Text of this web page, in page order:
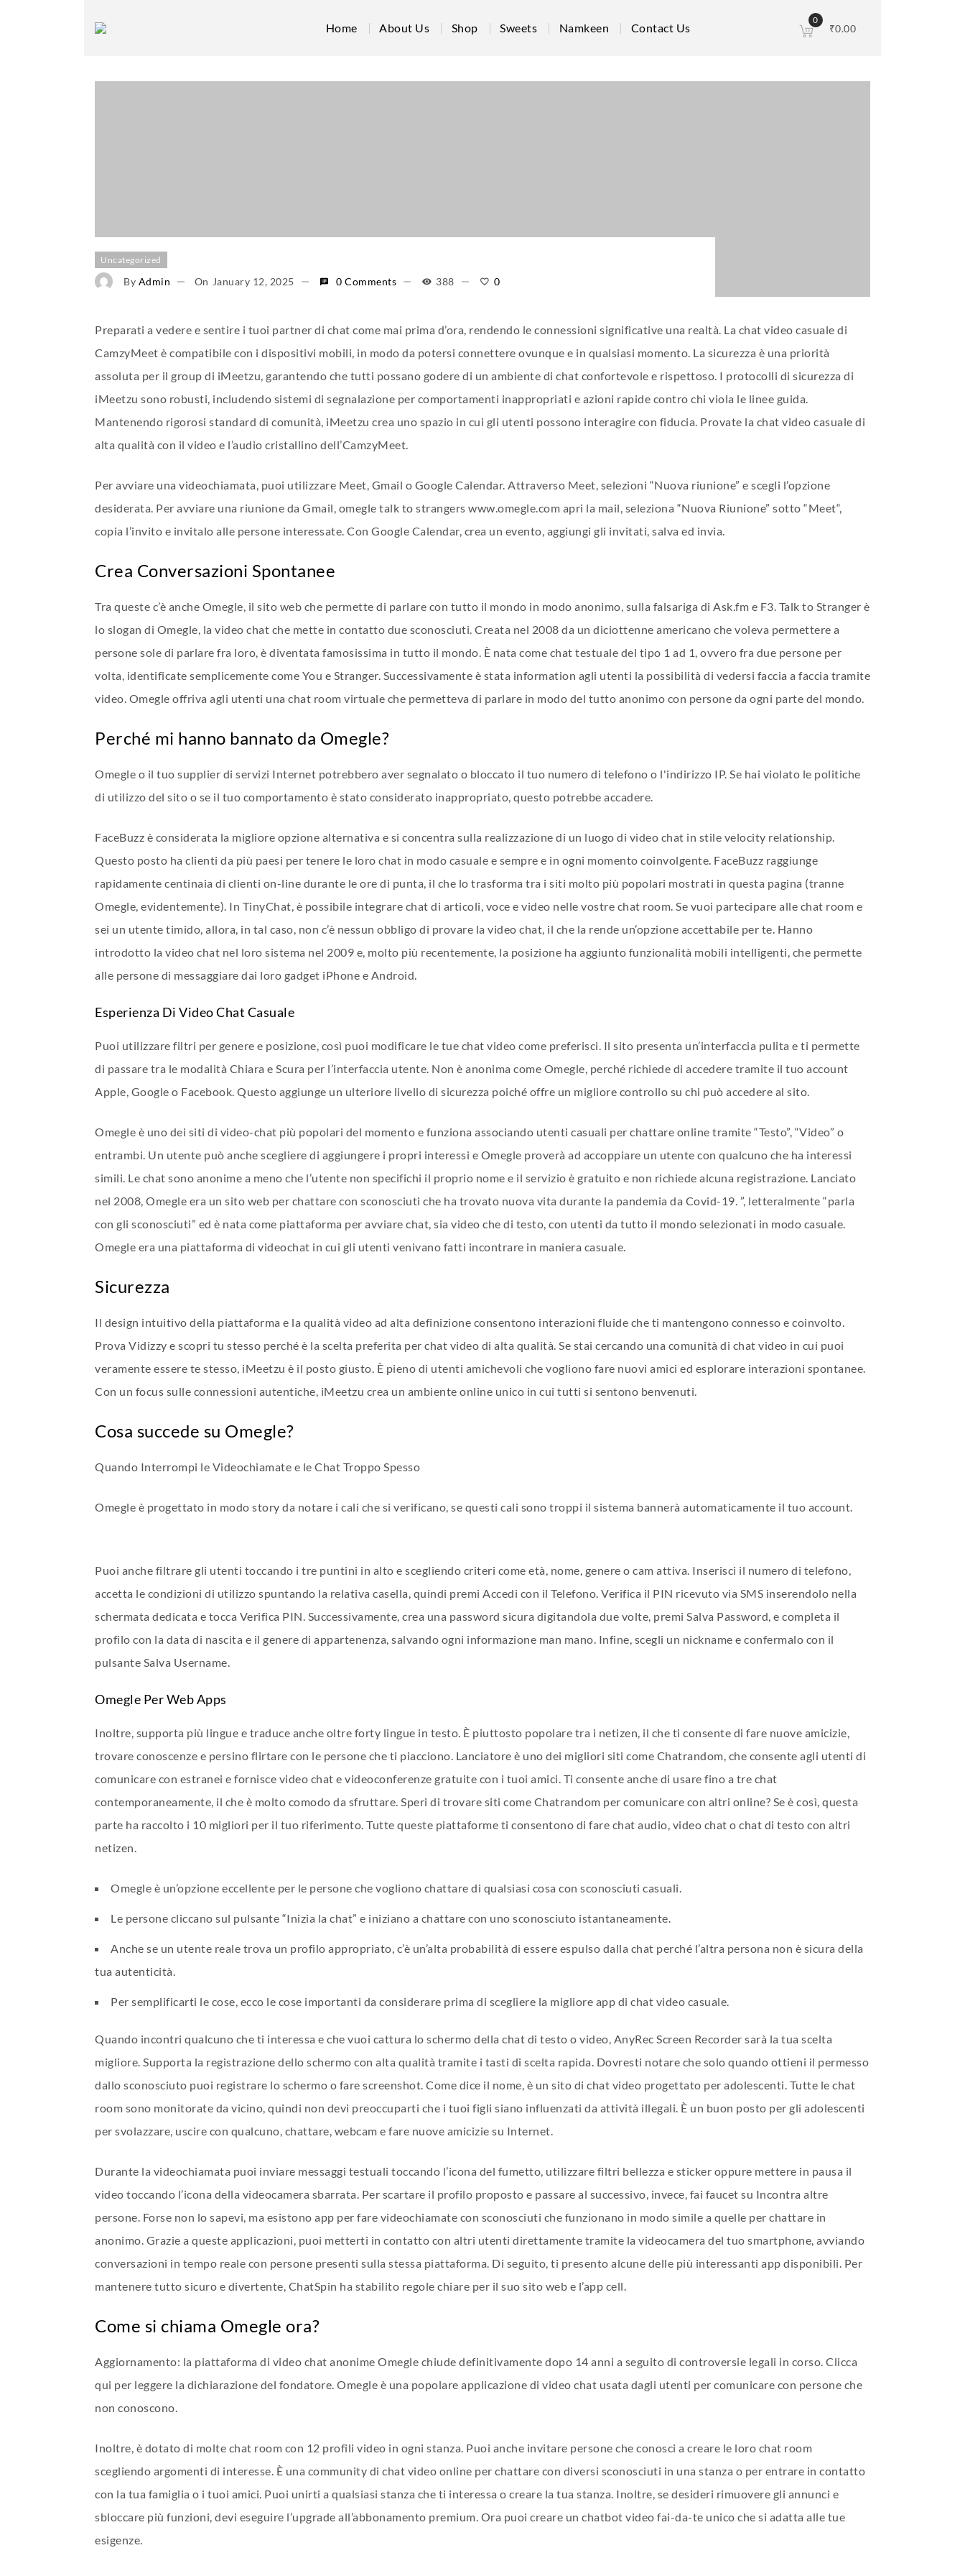
Home About Us Shop Sweets Namkeen Contact Us
0
₹0.00
Uncategorized
By Admin On January 12, 2025 0 Comments 388 0
Preparati a vedere e sentire i tuoi partner di chat come mai prima d’ora, rendendo le connessioni significative una realtà. La chat video casuale di
CamzyMeet è compatibile con i dispositivi mobili, in modo da potersi connettere ovunque e in qualsiasi momento. La sicurezza è una priorità
assoluta per il group di iMeetzu, garantendo che tutti possano godere di un ambiente di chat confortevole e rispettoso. I protocolli di sicurezza di
iMeetzu sono robusti, includendo sistemi di segnalazione per comportamenti inappropriati e azioni rapide contro chi viola le linee guida.
Mantenendo rigorosi standard di comunità, iMeetzu crea uno spazio in cui gli utenti possono interagire con fiducia. Provate la chat video casuale di
alta qualità con il video e l’audio cristallino dell’CamzyMeet.
Per avviare una videochiamata, puoi utilizzare Meet, Gmail o Google Calendar. Attraverso Meet, selezioni “Nuova riunione” e scegli l’opzione
desiderata. Per avviare una riunione da Gmail, omegle talk to strangers www.omegle.com apri la mail, seleziona “Nuova Riunione” sotto “Meet“,
copia l’invito e invitalo alle persone interessate. Con Google Calendar, crea un evento, aggiungi gli invitati, salva ed invia.
Crea Conversazioni Spontanee
Tra queste c’è anche Omegle, il sito web che permette di parlare con tutto il mondo in modo anonimo, sulla falsariga di Ask.fm e F3. Talk to Stranger è
lo slogan di Omegle, la video chat che mette in contatto due sconosciuti. Creata nel 2008 da un diciottenne americano che voleva permettere a
persone sole di parlare fra loro, è diventata famosissima in tutto il mondo. È nata come chat testuale del tipo 1 ad 1, ovvero fra due persone per
volta, identificate semplicemente come You e Stranger. Successivamente è stata information agli utenti la possibilità di vedersi faccia a faccia tramite
video. Omegle offriva agli utenti una chat room virtuale che permetteva di parlare in modo del tutto anonimo con persone da ogni parte del mondo.
Perché mi hanno bannato da Omegle?
Omegle o il tuo supplier di servizi Internet potrebbero aver segnalato o bloccato il tuo numero di telefono o l'indirizzo IP. Se hai violato le politiche
di utilizzo del sito o se il tuo comportamento è stato considerato inappropriato, questo potrebbe accadere.
FaceBuzz è considerata la migliore opzione alternativa e si concentra sulla realizzazione di un luogo di video chat in stile velocity relationship.
Questo posto ha clienti da più paesi per tenere le loro chat in modo casuale e sempre e in ogni momento coinvolgente. FaceBuzz raggiunge
rapidamente centinaia di clienti on-line durante le ore di punta, il che lo trasforma tra i siti molto più popolari mostrati in questa pagina (tranne
Omegle, evidentemente). In TinyChat, è possibile integrare chat di articoli, voce e video nelle vostre chat room. Se vuoi partecipare alle chat room e
sei un utente timido, allora, in tal caso, non c’è nessun obbligo di provare la video chat, il che la rende un’opzione accettabile per te. Hanno
introdotto la video chat nel loro sistema nel 2009 e, molto più recentemente, la posizione ha aggiunto funzionalità mobili intelligenti, che permette
alle persone di messaggiare dai loro gadget iPhone e Android.
Esperienza Di Video Chat Casuale
Puoi utilizzare filtri per genere e posizione, così puoi modificare le tue chat video come preferisci. Il sito presenta un’interfaccia pulita e ti permette
di passare tra le modalità Chiara e Scura per l’interfaccia utente. Non è anonima come Omegle, perché richiede di accedere tramite il tuo account
Apple, Google o Facebook. Questo aggiunge un ulteriore livello di sicurezza poiché offre un migliore controllo su chi può accedere al sito.
Omegle è uno dei siti di video-chat più popolari del momento e funziona associando utenti casuali per chattare online tramite “Testo”, “Video” o
entrambi. Un utente può anche scegliere di aggiungere i propri interessi e Omegle proverà ad accoppiare un utente con qualcuno che ha interessi
simili. Le chat sono anonime a meno che l’utente non specifichi il proprio nome e il servizio è gratuito e non richiede alcuna registrazione. Lanciato
nel 2008, Omegle era un sito web per chattare con sconosciuti che ha trovato nuova vita durante la pandemia da Covid-19. ”, letteralmente “parla
con gli sconosciuti” ed è nata come piattaforma per avviare chat, sia video che di testo, con utenti da tutto il mondo selezionati in modo casuale.
Omegle era una piattaforma di videochat in cui gli utenti venivano fatti incontrare in maniera casuale.
Sicurezza
Il design intuitivo della piattaforma e la qualità video ad alta definizione consentono interazioni fluide che ti mantengono connesso e coinvolto.
Prova Vidizzy e scopri tu stesso perché è la scelta preferita per chat video di alta qualità. Se stai cercando una comunità di chat video in cui puoi
veramente essere te stesso, iMeetzu è il posto giusto. È pieno di utenti amichevoli che vogliono fare nuovi amici ed esplorare interazioni spontanee.
Con un focus sulle connessioni autentiche, iMeetzu crea un ambiente online unico in cui tutti si sentono benvenuti.
Cosa succede su Omegle?
Quando Interrompi le Videochiamate e le Chat Troppo Spesso
Omegle è progettato in modo story da notare i cali che si verificano, se questi cali sono troppi il sistema bannerà automaticamente il tuo account.
Puoi anche filtrare gli utenti toccando i tre puntini in alto e scegliendo criteri come età, nome, genere o cam attiva. Inserisci il numero di telefono,
accetta le condizioni di utilizzo spuntando la relativa casella, quindi premi Accedi con il Telefono. Verifica il PIN ricevuto via SMS inserendolo nella
schermata dedicata e tocca Verifica PIN. Successivamente, crea una password sicura digitandola due volte, premi Salva Password, e completa il
profilo con la data di nascita e il genere di appartenenza, salvando ogni informazione man mano. Infine, scegli un nickname e confermalo con il
pulsante Salva Username.
Omegle Per Web Apps
Inoltre, supporta più lingue e traduce anche oltre forty lingue in testo. È piuttosto popolare tra i netizen, il che ti consente di fare nuove amicizie,
trovare conoscenze e persino flirtare con le persone che ti piacciono. Lanciatore è uno dei migliori siti come Chatrandom, che consente agli utenti di
comunicare con estranei e fornisce video chat e videoconferenze gratuite con i tuoi amici. Ti consente anche di usare fino a tre chat
contemporaneamente, il che è molto comodo da sfruttare. Speri di trovare siti come Chatrandom per comunicare con altri online? Se è così, questa
parte ha raccolto i 10 migliori per il tuo riferimento. Tutte queste piattaforme ti consentono di fare chat audio, video chat o chat di testo con altri
netizen.
Omegle è un’opzione eccellente per le persone che vogliono chattare di qualsiasi cosa con sconosciuti casuali.
Le persone cliccano sul pulsante “Inizia la chat” e iniziano a chattare con uno sconosciuto istantaneamente.
Anche se un utente reale trova un profilo appropriato, c’è un’alta probabilità di essere espulso dalla chat perché l’altra persona non è sicura della
tua autenticità.
Per semplificarti le cose, ecco le cose importanti da considerare prima di scegliere la migliore app di chat video casuale.
Quando incontri qualcuno che ti interessa e che vuoi cattura lo schermo della chat di testo o video, AnyRec Screen Recorder sarà la tua scelta
migliore. Supporta la registrazione dello schermo con alta qualità tramite i tasti di scelta rapida. Dovresti notare che solo quando ottieni il permesso
dallo sconosciuto puoi registrare lo schermo o fare screenshot. Come dice il nome, è un sito di chat video progettato per adolescenti. Tutte le chat
room sono monitorate da vicino, quindi non devi preoccuparti che i tuoi figli siano influenzati da attività illegali. È un buon posto per gli adolescenti
per svolazzare, uscire con qualcuno, chattare, webcam e fare nuove amicizie su Internet.
Durante la videochiamata puoi inviare messaggi testuali toccando l’icona del fumetto, utilizzare filtri bellezza e sticker oppure mettere in pausa il
video toccando l’icona della videocamera sbarrata. Per scartare il profilo proposto e passare al successivo, invece, fai faucet su Incontra altre
persone. Forse non lo sapevi, ma esistono app per fare videochiamate con sconosciuti che funzionano in modo simile a quelle per chattare in
anonimo. Grazie a queste applicazioni, puoi metterti in contatto con altri utenti direttamente tramite la videocamera del tuo smartphone, avviando
conversazioni in tempo reale con persone presenti sulla stessa piattaforma. Di seguito, ti presento alcune delle più interessanti app disponibili. Per
mantenere tutto sicuro e divertente, ChatSpin ha stabilito regole chiare per il suo sito web e l’app cell.
Come si chiama Omegle ora?
Aggiornamento: la piattaforma di video chat anonime Omegle chiude definitivamente dopo 14 anni a seguito di controversie legali in corso. Clicca
qui per leggere la dichiarazione del fondatore. Omegle è una popolare applicazione di video chat usata dagli utenti per comunicare con persone che
non conoscono.
Inoltre, è dotato di molte chat room con 12 profili video in ogni stanza. Puoi anche invitare persone che conosci a creare le loro chat room
scegliendo argomenti di interesse. È una community di chat video online per chattare con diversi sconosciuti in una stanza o per entrare in contatto
con la tua famiglia o i tuoi amici. Puoi unirti a qualsiasi stanza che ti interessa o creare la tua stanza. Inoltre, se desideri rimuovere gli annunci e
sbloccare più funzioni, devi eseguire l’upgrade all’abbonamento premium. Ora puoi creare un chatbot video fai-da-te unico che si adatta alle tue
esigenze.